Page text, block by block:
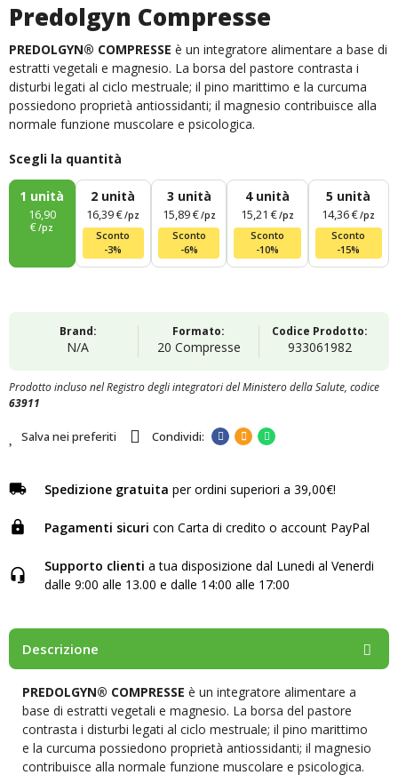
Predolgyn Compresse
PREDOLGYN® COMPRESSE è un integratore alimentare a base di
estratti vegetali e magnesio. La borsa del pastore contrasta i
disturbi legati al ciclo mestruale; il pino marittimo e la curcuma
possiedono proprietà antiossidanti; il magnesio contribuisce alla
normale funzione muscolare e psicologica.
Scegli la quantità
1 unità
16,90
€/pz
2 unità
16,39 €/pz
Sconto
-3%
3 unità
15,89 €/pz
Sconto
-6%
4 unità
15,21 €/pz
Sconto
-10%
5 unità
14,36 €/pz
Sconto
-15%
Brand:
N/A
Formato:
20 Compresse
Codice Prodotto:
933061982
Prodotto incluso nel Registro degli integratori del Ministero della Salute, codice
63911
Salva nei preferiti
Spedizione gratuita per ordini superiori a 39,00€!
Pagamenti sicuri con Carta di credito o account PayPal
Supporto clienti a tua disposizione dal Lunedi al Venerdi
dalle 9:00 alle 13.00 e dalle 14:00 alle 17:00
Descrizione
PREDOLGYN® COMPRESSE è un integratore alimentare a
base di estratti vegetali e magnesio. La borsa del pastore
contrasta i disturbi legati al ciclo mestruale; il pino marittimo
e la curcuma possiedono proprietà antiossidanti; il magnesio
contribuisce alla normale funzione muscolare e psicologica.